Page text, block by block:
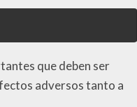
que deben ser
adversos tanto a